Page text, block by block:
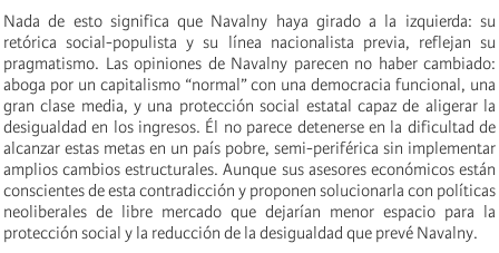
Nada de esto significa que Navalny haya girado a la izquierda: su
retórica social-populista y su línea nacionalista previa, reflejan su
pragmatismo. Las opiniones de Navalny parecen no haber cambiado:
aboga por un capitalismo “normal” con una democracia funcional, una
gran clase media, y una protección social estatal capaz de aligerar la
desigualdad en los ingresos. Él no parece detenerse en la dificultad de
alcanzar estas metas en un país pobre, semi-periférica sin implementar
amplios cambios estructurales. Aunque sus asesores económicos están
conscientes de esta contradicción y proponen solucionarla con políticas
neoliberales de libre mercado que dejarían menor espacio para la
protección social y la reducción de la desigualdad que prevé Navalny.